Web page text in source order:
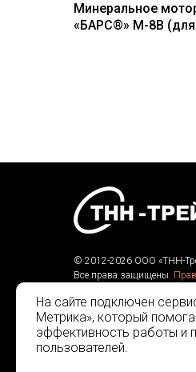
Минеральное
«БАРС®» М-8В
© 2012-2026 ООО «ТНН-
Все права защищены.
На сайте подключен
Метрика», который
эффективность работы и
пользователей.